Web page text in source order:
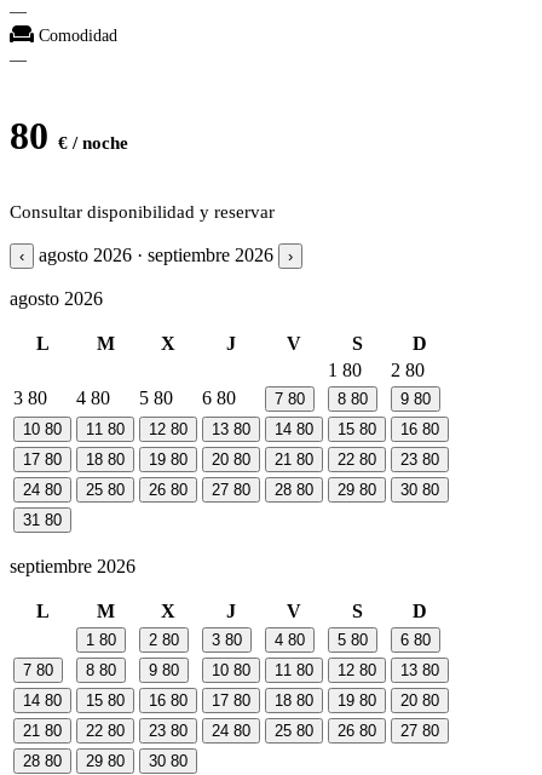
—
Comodidad
—
80 € / noche
Consultar disponibilidad y reservar
‹ agosto 2026 · septiembre 2026 ›
agosto 2026
L M X J V S
D
1 80 2 80
3 80 4 80 5 80 6 80 7 80 8 80 9 80
10 80 11 80 12 80 13 80 14 80 15 80 16 80
17 80 18 80 19 80 20 80 21 80 22 80 23 80
24 80 25 80 26 80 27 80 28 80 29 80 30 80
31 80
septiembre 2026
L M X J V S D
1 80 2 80 3 80 4 80 5 80 6 80
7 80 8 80 9 80 10 80 11 80 12 80 13 80
14 80 15 80 16 80 17 80 18 80 19 80 20 80
21 80 22 80 23 80 24 80 25 80 26 80 27 80
28 80 29 80 30 80